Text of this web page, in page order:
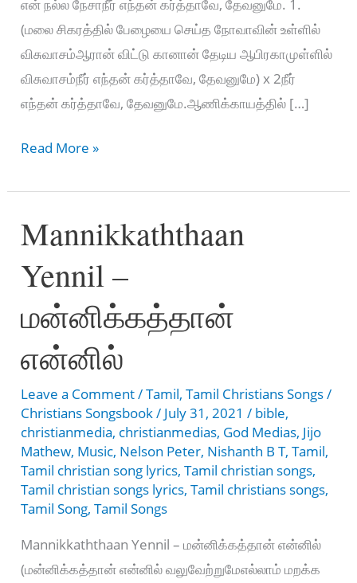
என் நல்ல நேசாநீர் எந்தன் கர்த்தாவே, தேவனுமே. 1.
(மலை சிகரத்தில் பேழையை செய்த நோவாவின் உள்ளில்
விசுவாசம்ஆரான் விட்டு கானான் தேடிய ஆபிரகாமுள்ளில்
விசுவாசம்நீர் எந்தன் கர்த்தாவே, தேவனுமே) x 2நீர்
எந்தன் கர்த்தாவே, தேவனுமே.ஆணிக்காயத்தில் […]
AANNIKKAAYATHIL
IDALAAM
–
ஆணிக்காயத்தில்
விரல்
Read More »
Mannikkaththaan
Yennil –
மன்னிக்கத்தான்
என்னில்
Leave a Comment/Tamil,Tamil Christians Songs/
Christians Songsbook/ July 31, 2021/ bible,
christianmedia, christianmedias, God Medias, Jijo
Mathew, Music, Nelson Peter, Nishanth B T,Tamil,
Tamil christian song lyrics,Tamil christian songs,
Tamil christian songs lyrics,Tamil christians songs,
Tamil Song,Tamil Songs
Mannikkaththaan Yennil – மன்னிக்கத்தான் என்னில்
(மன்னிக்கத்தான் என்னில் வலுவேற்றுமேஎல்லாம் மறக்க